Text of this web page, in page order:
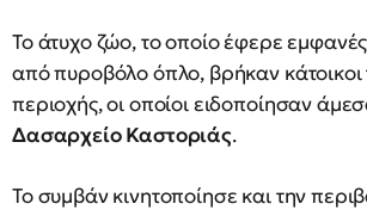
Το άτυχο ζώο, το οποίο έφερε
από πυροβόλο όπλο, βρήκαν κάτοικοι
περιοχής, οι οποίοι ειδοποίησαν
Δασαρχείο Καστοριάς.
Το συμβάν κινητοποίησε και την